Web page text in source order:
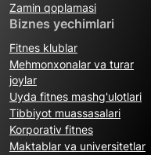
Zamin qoplamasi
Biznes yechimlari
Fitnes klublar
Mehmonxonalar va turar
joylar
Uyda fitnes mashg'ulotlari
Tibbiyot muassasalari
Korporativ fitnes
Maktablar va universitetlar